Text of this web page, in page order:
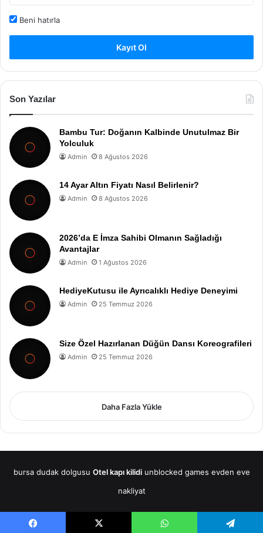
Beni hatırla
Kayıt Ol
Son Yazılar
Bambu Tur: Doğanın Kalbinde Unutulmaz Bir
Yolculuk
Admin 8 Ağustos 2026
14 Ayar Altın Fiyatı Nasıl Belirlenir?
Admin 8 Ağustos 2026
2026’da E İmza Sahibi Olmanın Sağladığı
Avantajlar
Admin 1 Ağustos 2026
HediyeKutusu ile Ayrıcalıklı Hediye Deneyimi
Admin 25 Temmuz 2026
Size Özel Hazırlanan Düğün Dansı Koreografileri
Admin 25 Temmuz 2026
Daha Fazla Yükle
bursa dudak dolgusu Otel kapı kilidi unblocked games evden eve
nakliyat